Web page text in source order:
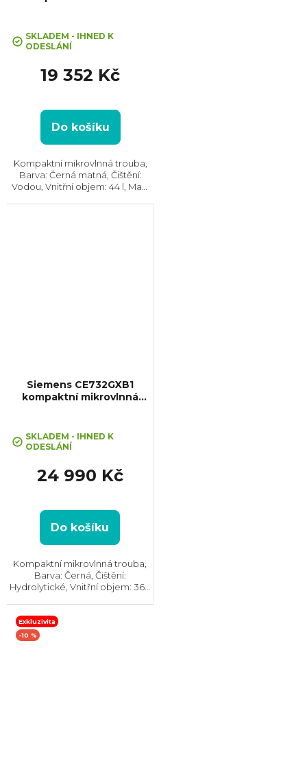
SKLADEM - IHNED K
ODESLÁNÍ
19 352 Kč
Do košíku
Kompaktní mikrovlnná trouba,
Barva: Černá matná, Čištění:
Vodou, Vnitřní objem: 44 l, Max.
Siemens CE732GXB1
kompaktní mikrovlnná
hodnocení
5,0
5
hvězdiček.
SKLADEM - IHNED K
ODESLÁNÍ
24 990 Kč
Do košíku
Kompaktní mikrovlnná trouba,
Barva: Černá, Čištění:
Hydrolytické, Vnitřní objem: 36 l,
Počet skel ve dvířkách: 3,
Tlumené dovírání dvířek
Exkluzivita
-10 %